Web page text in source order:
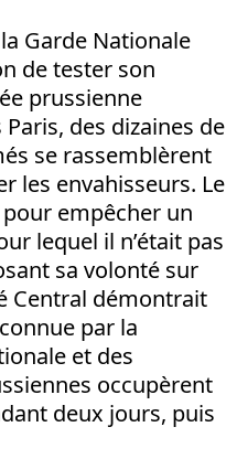
Garde Nationale
de tester son
prussienne
des dizaines de
se rassemblèrent
les envahisseurs. Le
empêcher un
lequel il n’était pas
sa volonté sur
Central démontrait
par la
et des
occupèrent
deux jours, puis